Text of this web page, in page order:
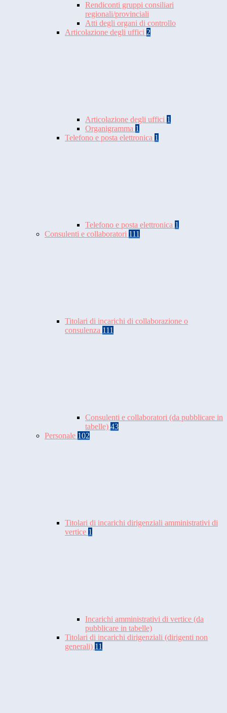
Rendiconti gruppi consiliari
regionali/provinciali
Atti degli organi di controllo
Articolazione degli uffici 2
Articolazione degli uffici 1
Organigramma 1
Telefono e posta elettronica 1
Telefono e posta elettronica 1
Consulenti e collaboratori 111
Titolari di incarichi di collaborazione o
consulenza 111
Consulenti e collaboratori (da pubblicare in
tabelle) 43
Personale 102
Titolari di incarichi dirigenziali amministrativi di
vertice 1
Incarichi amministrativi di vertice (da
pubblicare in tabelle)
Titolari di incarichi dirigenziali (dirigenti non
generali) 11